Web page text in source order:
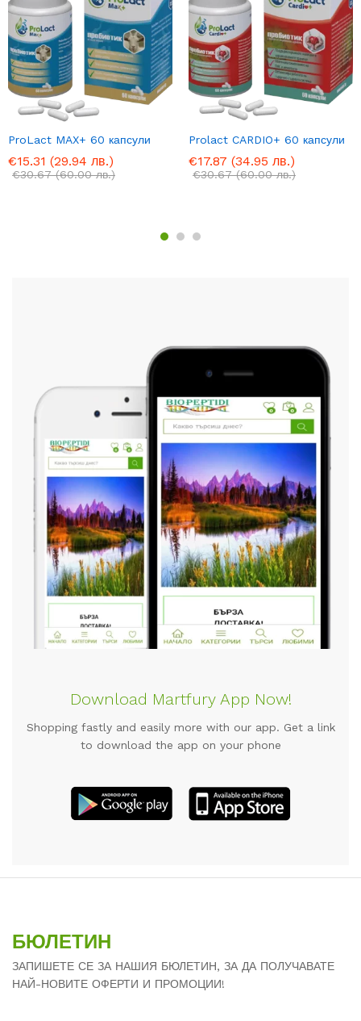
ProLact MAX+ 60 капсули
€15.31 (29.94 лв.)
€30.67 (60.00 лв.)
Prolact CARDIO+ 60 капсули
€17.87 (34.95 лв.)
€30.67 (60.00 лв.)
Download Martfury App Now!
Shopping fastly and easily more with our app. Get a link
to download the app on your phone
БЮЛЕТИН
ЗАПИШЕТЕ СЕ ЗА НАШИЯ БЮЛЕТИН, ЗА ДА ПОЛУЧАВАТЕ
НАЙ-НОВИТЕ ОФЕРТИ И ПРОМОЦИИ!